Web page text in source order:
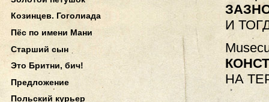
И
НА
Козинцев. Гоголиада
Пёс по имени Мани
Старший сын
Это Бритни, бич!
Предложение
Польский курьер